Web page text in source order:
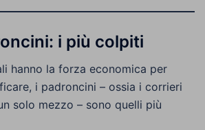
i più colpiti
hanno la forza economica per
i padroncini – ossia i corrieri
solo mezzo – sono quelli più